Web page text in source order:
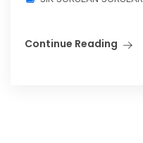
Continue Reading